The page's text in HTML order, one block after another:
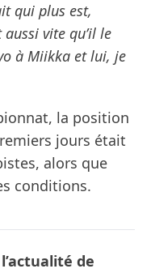
qui plus est,
vite qu’il le
à Miikka et lui, je
la position
jours était
alors que
conditions.
de